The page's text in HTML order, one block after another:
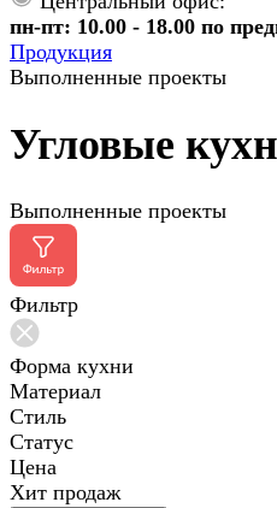
пн-пт: 10.00 - 18.00 по
Продукция
Выполненные проекты
Угловые
Выполненные проекты
Фильтр
Форма кухни
Материал
Стиль
Статус
Цена
Хит продаж